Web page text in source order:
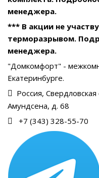
менеджера.
*** В акции не
терморазрывом.
менеджера.
"Домкомфорт" -
Екатеринбурге.
Россия, Свердловская
Амундсена, д. 68
+7 (343) 328-55-70